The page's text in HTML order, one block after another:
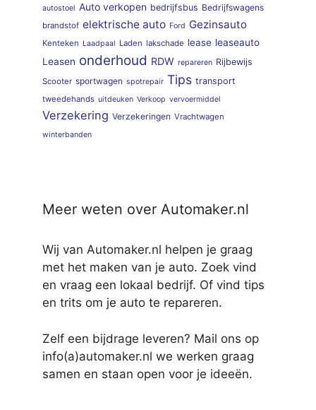
autostoel Auto verkopen bedrijfsbus Bedrijfswagens
brandstof elektrische auto Ford Gezinsauto
Kenteken Laadpaal Laden lakschade lease leaseauto
Leasen onderhoud RDW repareren Rijbewijs
Scooter sportwagen spotrepair Tips transport
tweedehands uitdeuken Verkoop vervoermiddel
Verzekering Verzekeringen Vrachtwagen
winterbanden
Meer weten over Automaker.nl
Wij van Automaker.nl helpen je graag
met het maken van je auto. Zoek vind
en vraag een lokaal bedrijf. Of vind tips
en trits om je auto te repareren.
Zelf een bijdrage leveren? Mail ons op
info(a)automaker.nl we werken graag
samen en staan open voor je ideeën.